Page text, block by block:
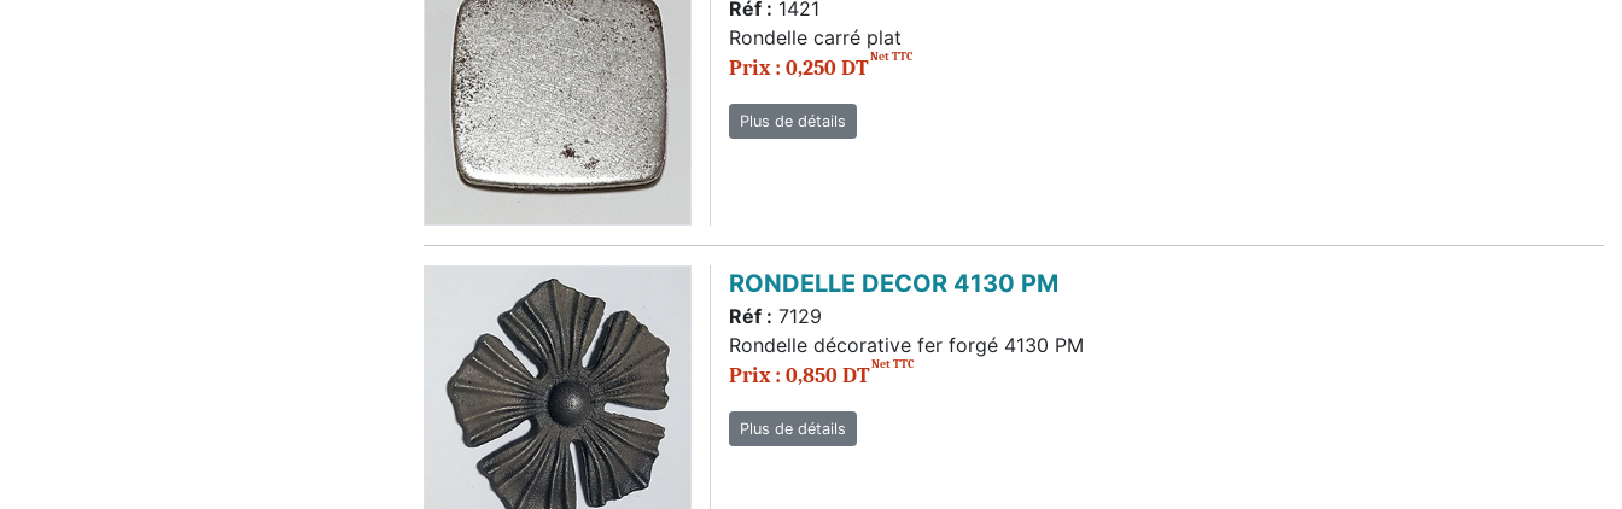
Réf : 1421
Rondelle carré plat
Prix : 0,250 DTNet TTC
Plus de détails
RONDELLE DECOR 4130 PM
Réf : 7129
Rondelle décorative fer forgé 4130 PM
Prix : 0,850 DTNet TTC
Plus de détails